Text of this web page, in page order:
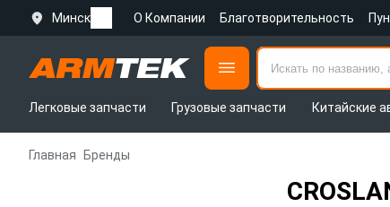
Минск О Компании Благотворительность
Легковые запчасти
Грузовые запчасти Китайские
Главная Бренды